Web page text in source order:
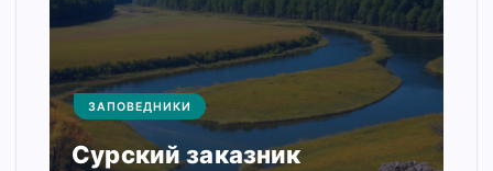
ЗАПОВЕДНИКИ
Сурский заказник